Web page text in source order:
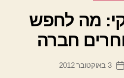
מה לחפש
חברה
תאריך
3 באוקטובר 2012